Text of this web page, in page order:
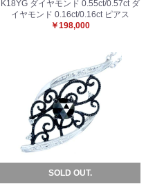
K18YG ダイヤモンド 0.55ct/0.57ct ダ
イヤモンド 0.16ct/0.16ct ピアス
￥198,000
SOLD OUT.